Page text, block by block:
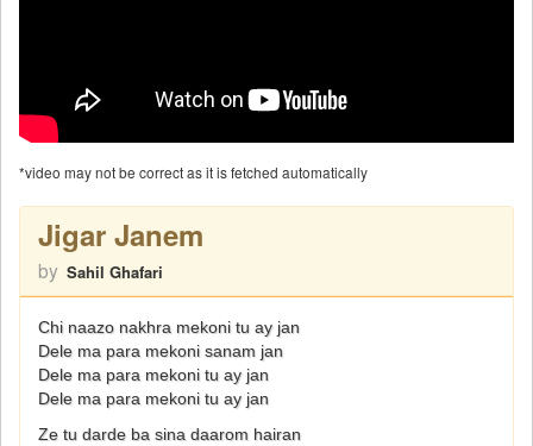
*video may not be correct as it is fetched automatically
Jigar Janem
by Sahil Ghafari
Chi naazo nakhra mekoni tu ay jan
Dele ma para mekoni sanam jan
Dele ma para mekoni tu ay jan
Dele ma para mekoni tu ay jan
Ze tu darde ba sina daarom hairan